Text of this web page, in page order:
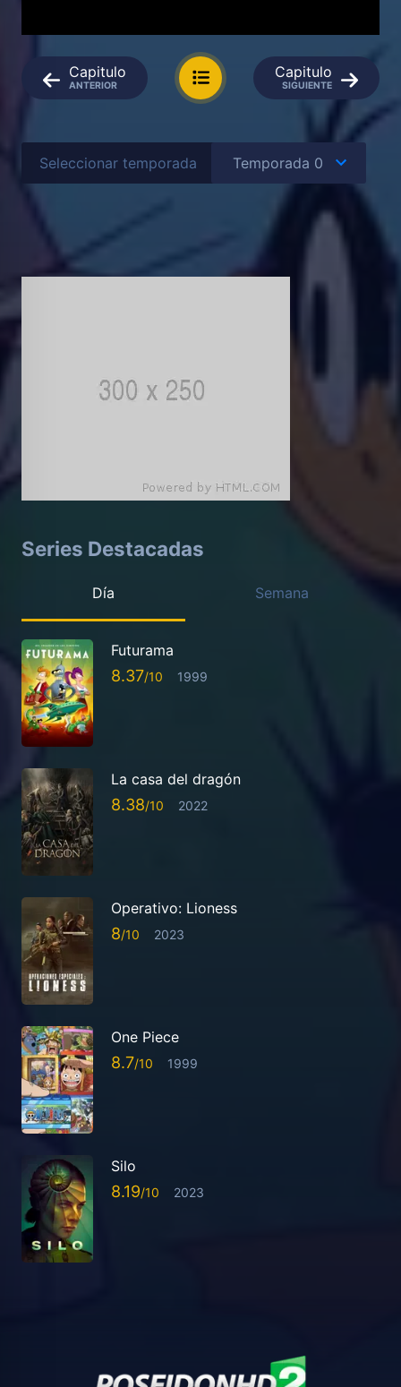
Capitulo
ANTERIOR
Capitulo
SIGUIENTE
Seleccionar temporada
Series Destacadas
Día Semana
Futurama
8.37 1999
La casa del dragón
8.38 2022
Operativo: Lioness
8 2023
One Piece
8.7 1999
Silo
8.19 2023